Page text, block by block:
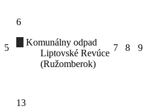
5
6
Komunálny odpad
Liptovské Revúce
(Ružomberok)
7 8 9
13